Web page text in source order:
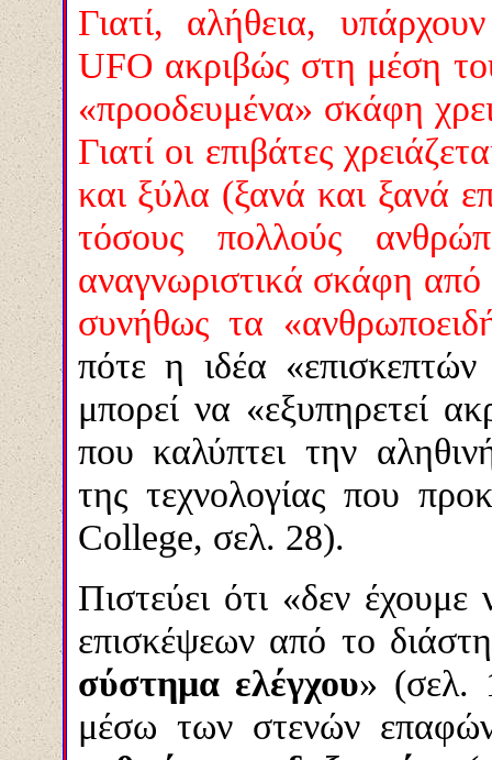
Γιατί, αλήθεια,
UFO ακριβώς στη μέση
«προοδευμένα» σκάφη
Γιατί οι επιβάτες
και ξύλα (ξανά και ξανά
τόσους πολλούς
αναγνωριστικά σκάφη από
συνήθως τα
πότε η ιδέα
μπορεί να «εξυπηρετεί
που καλύπτει την
της τεχνολογίας που
College, σελ. 28).
Πιστεύει ότι «δεν
επισκέψεων από το
σύστημα ελέγχου» (σελ.
μέσω των στενών